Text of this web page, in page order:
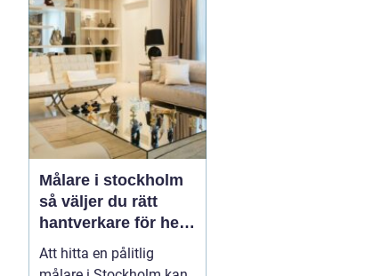
Målare i stockholm
så väljer du rätt
hantverkare för hem
och fasad
Att hitta en pålitlig